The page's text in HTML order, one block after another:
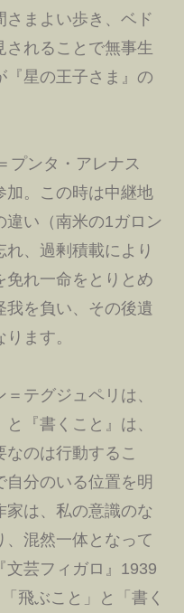
さまよい歩き、ベド
されることで無事生
『星の王子さま』の
プンタ・アレナス
加。この時は中継地
違い（南米の1ガロン
、過剰積載により
免れ一命をとりとめ
我を負い、その後遺
ます。
テグジュペリは、
『書くこと』は、
のは行動するこ
自分のいる位置を明
家は、私の意識のな
、混然一体となって
文芸フィガロ』1939
飛ぶこと」と「書く